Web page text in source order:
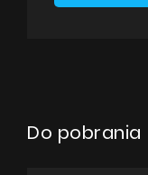
Do pobrania